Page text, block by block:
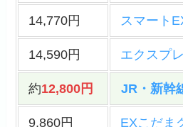
14,770円 スマート
14,590円 エクスプ
約12,800円 JR・新幹
9,860円 EXこだま